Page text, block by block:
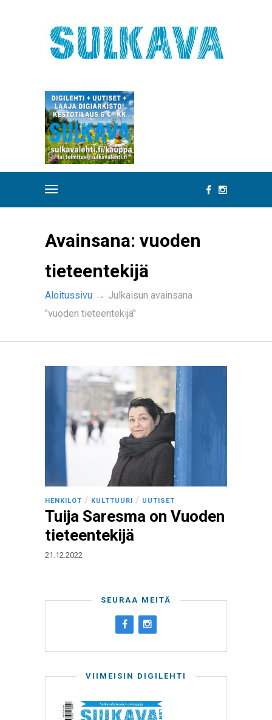
Avainsana: vuoden
tieteentekijä
Aloitussivu → Julkaisun avainsana
"vuoden tieteentekijä"
HENKILÖT / KULTTUURI / UUTISET
Tuija Saresma on Vuoden
tieteentekijä
21.12.2022
SEURAA MEITÄ
VIIMEISIN DIGILEHTI